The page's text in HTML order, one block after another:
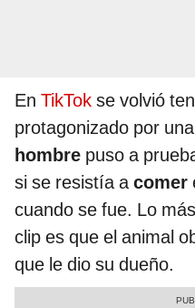
En TikTok se volvió
protagonizado por una
hombre puso a
si se resistía acomer
cuando se fue. Lo
clip es que el animal
que le dio su dueño.